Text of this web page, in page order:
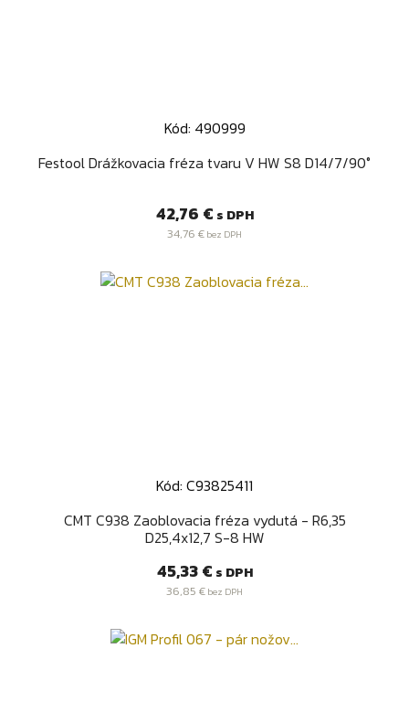
Kód: 490999
Festool Drážkovacia fréza tvaru V HW S8 D14/7/90°
Cena
42,76 € s DPH
34,76 € bez DPH
Kód: C93825411
CMT C938 Zaoblovacia fréza vydutá - R6,35
D25,4x12,7 S-8 HW
Cena
45,33 € s DPH
36,85 € bez DPH